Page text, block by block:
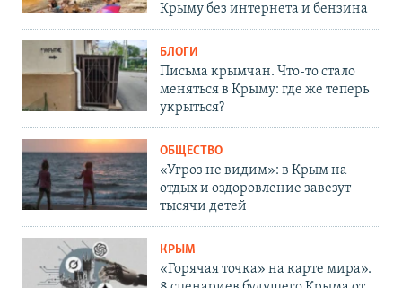
Крыму без интернета и бензина
БЛОГИ
Письма крымчан. Что-то стало
меняться в Крыму: где же теперь
укрыться?
ОБЩЕСТВО
«Угроз не видим»: в Крым на
отдых и оздоровление завезут
тысячи детей
КРЫМ
«Горячая точка» на карте мира».